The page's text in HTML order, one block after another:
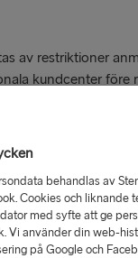
av restriktioner
kundcenter före
du vill ta med
Harwich måste du
via länken nedan.
behandlas av
Cookies och liknande
med syfte att ge
Vi använder din web-
på Google och